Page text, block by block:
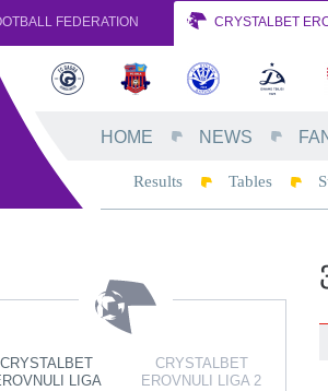
FEDERATION CRYSTALBET
HOME NEWS
Results Tables
CRYSTALBET
LIGA
CRYSTALBET
EROVNULI LIGA 2